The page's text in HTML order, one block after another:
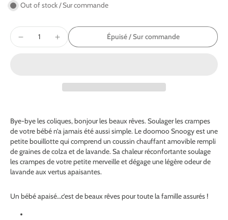
Out of stock / Sur commande
Épuisé / Sur commande
Bye-bye les coliques, bonjour les beaux rêves. Soulager les crampes
de votre bébé n’a jamais été aussi simple. Le doomoo Snoogy est une
petite bouillotte qui comprend un coussin chauffant amovible rempli
de graines de colza et de lavande. Sa chaleur réconfortante soulage
les crampes de votre petite merveille et dégage une légère odeur de
lavande aux vertus apaisantes.
Un bébé apaisé…c’est de beaux rêves pour toute la famille assurés !